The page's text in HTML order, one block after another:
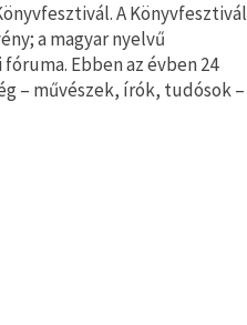
A Könyvfesztivál
a magyar nyelvű
Ebben az évben 24
– művészek, írók, tudósok –